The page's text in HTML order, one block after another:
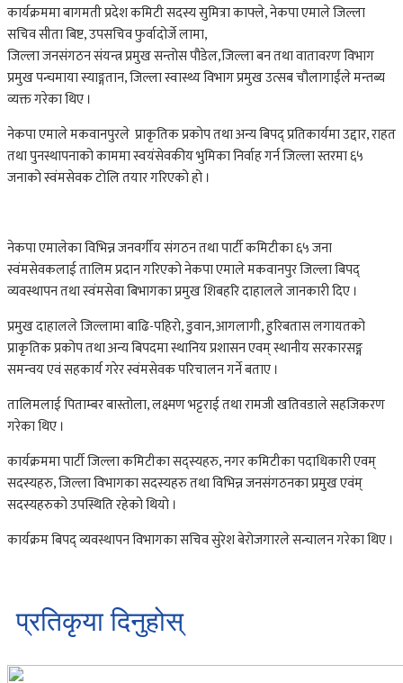
कार्यक्रममा बागमती प्रदेश कमिटी सदस्य सुमित्रा काफ्ले, नेकपा एमाले जिल्ला
सचिव सीता बिष्ट, उपसचिव फुर्वादोर्जे लामा,
जिल्ला जनसंगठन संयन्त्र प्रमुख सन्तोस पौडेल,जिल्ला बन तथा वातावरण विभाग
प्रमुख पन्चमाया स्याङ्गतान, जिल्ला स्वास्थ्य विभाग प्रमुख उत्सब चौलागाईंले मन्तब्य
व्यक्त गरेका थिए ।
नेकपा एमाले मकवानपुरले प्राकृतिक प्रकोप तथा अन्य बिपद् प्रतिकार्यमा उद्दार, राहत
तथा पुनस्थापनाको काममा स्वयंसेवकीय भुमिका निर्वाह गर्न जिल्ला स्तरमा ६५
जनाको स्वंमसेवक टोलि तयार गरिएको हो ।
नेकपा एमालेका विभिन्न जनवर्गीय संगठन तथा पार्टी कमिटीका ६५ जना
स्वंमसेवकलाई तालिम प्रदान गरिएको नेकपा एमाले मकवानपुर जिल्ला बिपद्
व्यवस्थापन तथा स्वंमसेवा बिभागका प्रमुख शिबहरि दाहालले जानकारी दिए ।
प्रमुख दाहालले जिल्लामा बाढि-पहिरो, डुवान,आगलागी, हुरिबतास लगायतको
प्राकृतिक प्रकोप तथा अन्य बिपदमा स्थानिय प्रशासन एवम् स्थानीय सरकारसङ्ग
समन्वय एवं सहकार्य गरेर स्वंमसेवक परिचालन गर्ने बताए ।
तालिमलाई पिताम्बर बास्तोला, लक्ष्मण भट्टराई तथा रामजी खतिवडाले सहजिकरण
गरेका थिए ।
कार्यक्रममा पार्टी जिल्ला कमिटीका सद्स्यहरु, नगर कमिटीका पदाधिकारी एवम्
सदस्यहरु, जिल्ला विभागका सदस्यहरु तथा विभिन्न जनसंगठनका प्रमुख एवंम्
सदस्यहरुको उपस्थिति रहेको थियो ।
कार्यक्रम बिपद् व्यवस्थापन विभागका सचिव सुरेश बेरोजगारले सन्चालन गरेका थिए ।
प्रतिकृया दिनुहोस्